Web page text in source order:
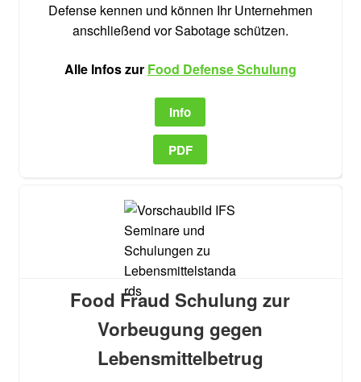
Defense kennen und können Ihr Unternehmen
anschließend vor Sabotage schützen.
Alle Infos zur Food Defense Schulung
Info
PDF
Food Fraud Schulung zur
Vorbeugung gegen
Lebensmittelbetrug